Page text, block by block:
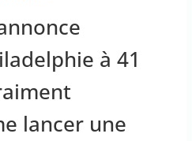
à 41
lancer une